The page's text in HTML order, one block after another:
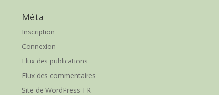
Méta
Inscription
Connexion
Flux des publications
Flux des commentaires
Site de WordPress-FR